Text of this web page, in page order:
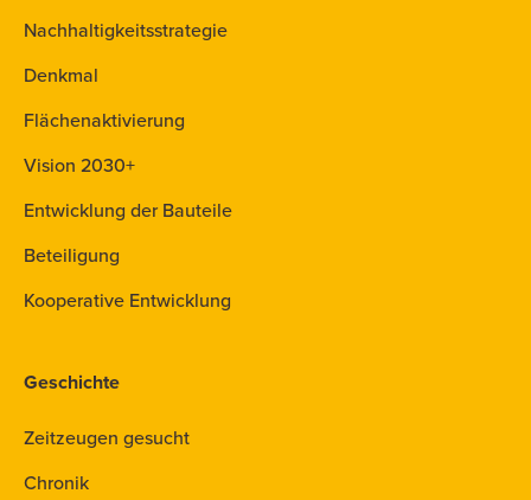
Nachhaltigkeitsstrategie
Denkmal
Flächenaktivierung
Vision 2030+
Entwicklung der Bauteile
Beteiligung
Kooperative Entwicklung
Geschichte
Zeitzeugen gesucht
Chronik